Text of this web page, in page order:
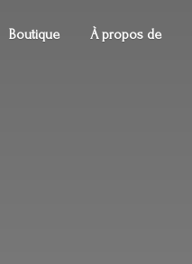
Boutique À propos de